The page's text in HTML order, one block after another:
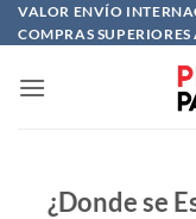
Saltar
al
VALOR ENVÍO
COMPRAS
¿Donde se